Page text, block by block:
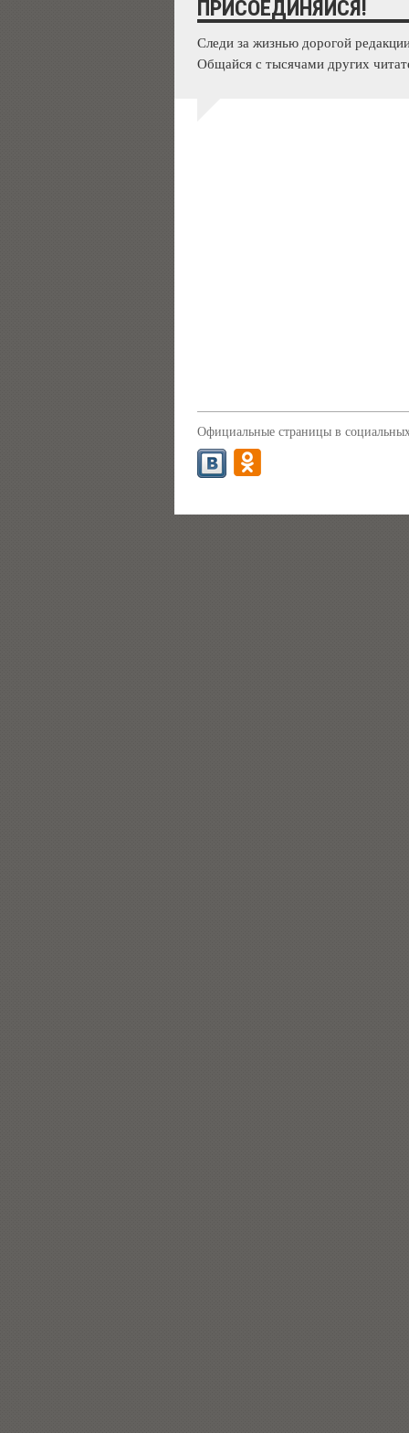
ПРИСОЕДИНЯЙСЯ!
Следи за жизнью дорогой
Общайся с тысячами других
Официальные страницы в социальных